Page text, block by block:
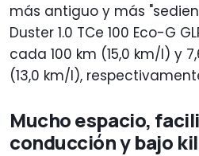
más antiguo y más
Duster 1.0 TCe 100 Eco-G
cada 100 km (15,0 km/l) y
(13,0 km/l),
Mucho espacio,
conducción y bajo